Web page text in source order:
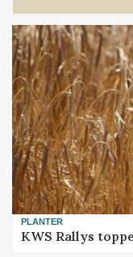
PLANTER
KWS Rallys